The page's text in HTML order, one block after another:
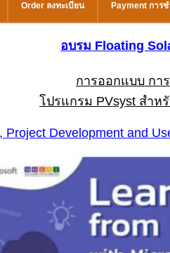
Order ลงทะเบียน Payment การช
อบรม Floating
การออกแบบ กา
โปรแกรม PVsyst สำห
Project Development and